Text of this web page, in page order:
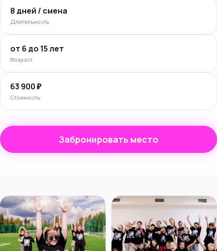
8 дней / смена
Длительность
от 6 до 15 лет
Возраст
63 900 ₽
Стоимость
Забронировать место